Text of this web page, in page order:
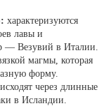
характеризуются
лавы и
— Везувий в Италии.
магмы, которая
форму.
через длинные
в Исландии.